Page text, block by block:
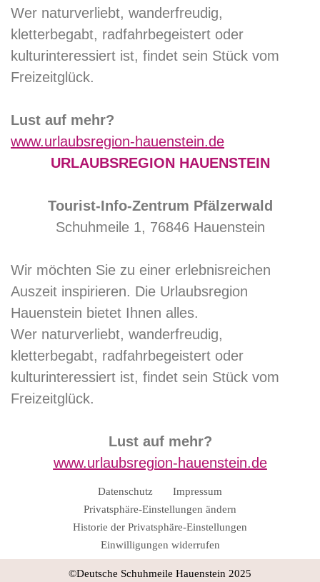
Wer naturverliebt, wanderfreudig,
kletterbegabt, radfahrbegeistert oder
kulturinteressiert ist, findet sein Stück vom
Freizeitglück.
Lust auf mehr?
www.urlaubsregion-hauenstein.de
URLAUBSREGION HAUENSTEIN
Tourist-Info-Zentrum Pfälzerwald
Schuhmeile 1, 76846 Hauenstein
Wir möchten Sie zu einer erlebnisreichen
Auszeit inspirieren. Die Urlaubsregion
Hauenstein bietet Ihnen alles.
Wer naturverliebt, wanderfreudig,
kletterbegabt, radfahrbegeistert oder
kulturinteressiert ist, findet sein Stück vom
Freizeitglück.
Lust auf mehr?
www.urlaubsregion-hauenstein.de
Datenschutz
Impressum
Privatsphäre-Einstellungen ändern
Historie der Privatsphäre-Einstellungen
Einwilligungen widerrufen
©Deutsche Schuhmeile Hauenstein 2025